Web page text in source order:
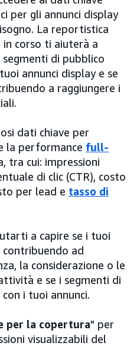
per gli annunci display
La reportistica
corso ti aiuterà a
di pubblico
annunci display e se
a raggiungere i
dati chiave per
la performance full-
tra cui: impressioni
di clic (CTR), costo
per lead e tasso di
a capire se i tuoi
contribuendo ad
la considerazione o le
e se i segmenti di
i tuoi annunci.
per la copertura" per
visualizzabili del